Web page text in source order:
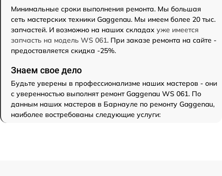
Минимальные сроки выполнения ремонта. Мы большая
сеть мастерских техники Gaggenau. Мы имеем более 20 тыс.
запчастей. И возможно на наших складах уже имеется
запчасть на модель WS 061. При заказе ремонта на сайте -
предоставляется скидка -25%.
Знаем свое дело
Будьте уверены в профессионализме наших мастеров - они
с уверенностью выполнят ремонт Gaggenau WS 061. По
данным наших мастеров в Барнауле по ремонту Gaggenau,
наиболее востребованы следующие услуги: